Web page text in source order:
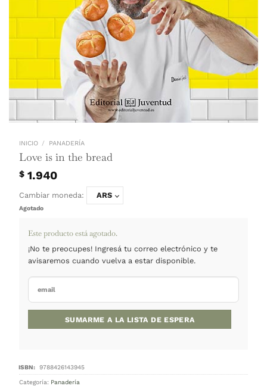
INICIO / PANADERÍA
Love is in the bread
1.940
Cambiar moneda: ARS
¡No te preocupes! Ingresá tu correo electrónico y